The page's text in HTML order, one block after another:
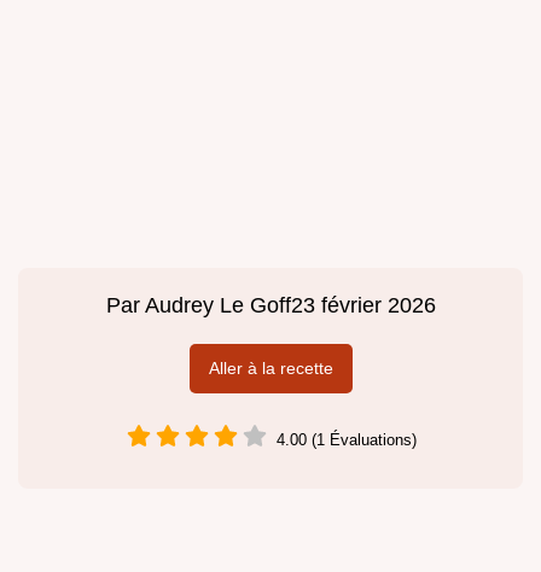
Par Audrey Le Goff23 février 2026
Aller à la recette
4.00 (1 Évaluations)